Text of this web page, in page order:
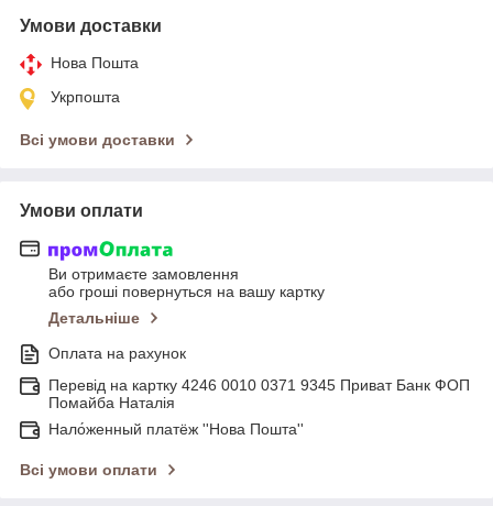
Умови доставки
Нова Пошта
Укрпошта
Всі умови доставки
Умови оплати
Ви отримаєте замовлення
або гроші повернуться на вашу картку
Детальніше
Оплата на рахунок
Перевід на картку 4246 0010 0371 9345 Приват Банк ФОП
Помайба Наталія
Нало́женный платёж ''Нова Пошта''
Всі умови оплати